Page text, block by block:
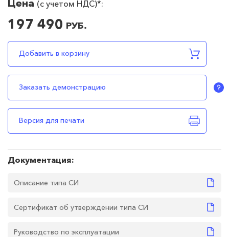
Цена (c учетом НДС)*:
197 490 РУБ.
197490
RUB
Добавить в корзину
Заказать демонстрацию
Версия для печати
Документация:
Описание типа СИ
Сертификат об утверждении типа СИ
Руководство по эксплуатации